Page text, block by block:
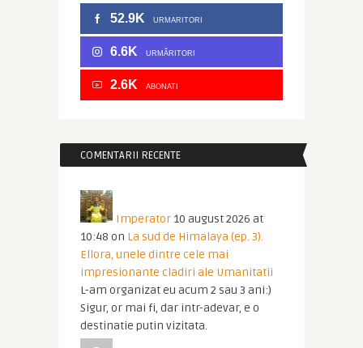
52.9K URMARITORI
6.6K URMĂRITORI
2.6K ABONATI
COMENTARII RECENTE
Imperator10 august 2026 at
10:48 on La sud de Himalaya (ep. 3).
Ellora, unele dintre cele mai
impresionante cladiri ale Umanitatii
L-am organizat eu acum 2 sau 3 ani:)
Sigur, or mai fi, dar intr-adevar, e o
destinatie putin vizitata.